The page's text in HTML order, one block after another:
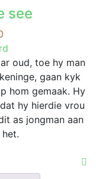
see
Price
range:
R79.00
through
R209.00
oud, toe hy man
gaan kyk
hom gemaak. Hy
hy hierdie vrou
as jongman aan